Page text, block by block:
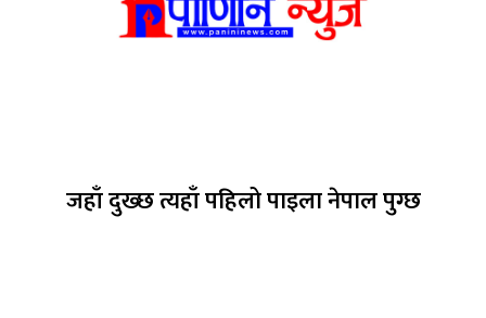
जहाँ दुख्छ त्यहाँ पहिलो पाइला नेपाल पुग्छ